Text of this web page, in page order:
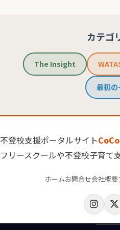
カテゴ
The Insight
最初の
不登校支援ポータルサイト
フリースクールや不登校子育て
ホームお問合せ会社概要